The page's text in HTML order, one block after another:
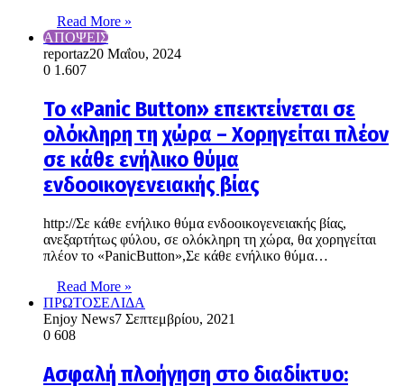
Read More »
ΑΠΟΨΕΙΣ
reportaz20 Μαΐου, 2024
0 1.607
Το «Panic Button» επεκτείνεται σε
ολόκληρη τη χώρα – Χορηγείται πλέον
σε κάθε ενήλικο θύμα
ενδοοικογενειακής βίας
http://Σε κάθε ενήλικο θύμα ενδοοικογενειακής βίας,
ανεξαρτήτως φύλου, σε ολόκληρη τη χώρα, θα χορηγείται
πλέον το «PanicButton»,Σε κάθε ενήλικο θύμα…
Read More »
ΠΡΩΤΟΣΕΛΙΔΑ
Enjoy News7 Σεπτεμβρίου, 2021
0 608
Ασφαλή πλοήγηση στο διαδίκτυο: